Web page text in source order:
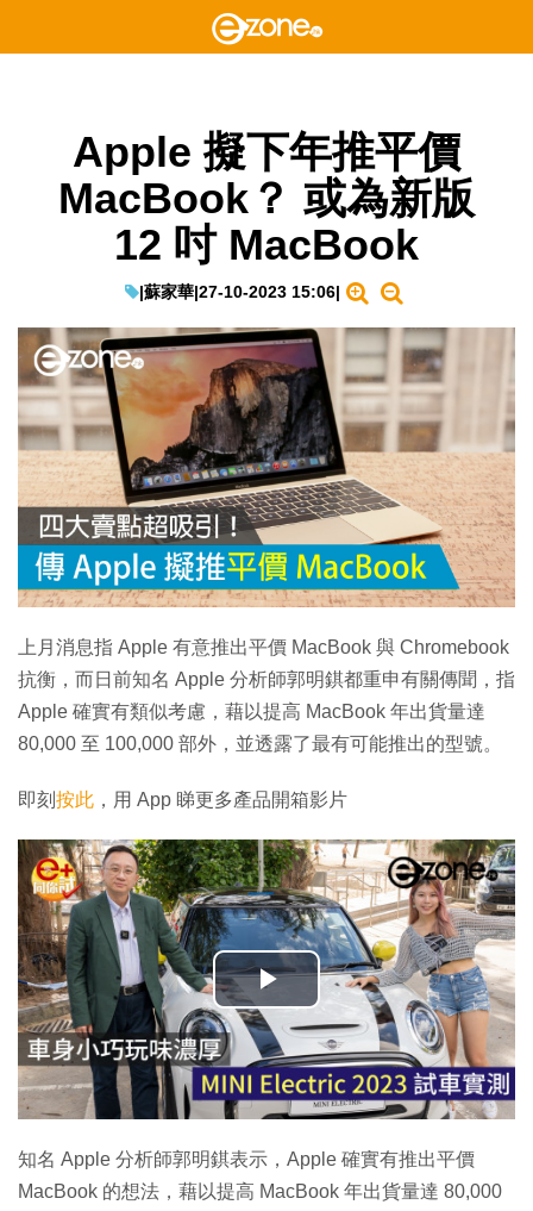
Apple 擬下年推平價
MacBook？ 或為新版
12 吋 MacBook
|蘇家華|27-10-2023 15:06|
上月消息指 Apple 有意推出平價 MacBook 與 Chromebook
抗衡，而日前知名 Apple 分析師郭明錤都重申有關傳聞，指
Apple 確實有類似考慮，藉以提高 MacBook 年出貨量達
80,000 至 100,000 部外，並透露了最有可能推出的型號。
即刻 按此 ，用 App 睇更多產品開箱影片
播
放
影
片
知名 Apple 分析師郭明錤表示，Apple 確實有推出平價
MacBook 的想法，藉以提高 MacBook 年出貨量達 80,000